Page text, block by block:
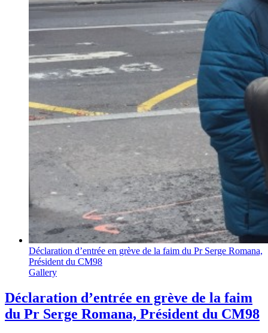
Déclaration d’entrée en grève de la faim du Pr Serge Romana,
Président du CM98
Gallery
Déclaration d’entrée en grève de la faim
du Pr Serge Romana, Président du CM98